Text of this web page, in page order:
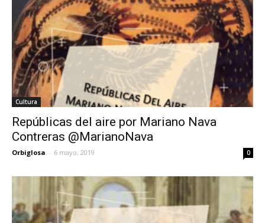
Cultura
Repúblicas del aire por Mariano Nava
Contreras @MarianoNava
Orbiglosa - 6 mayo, 2019 0